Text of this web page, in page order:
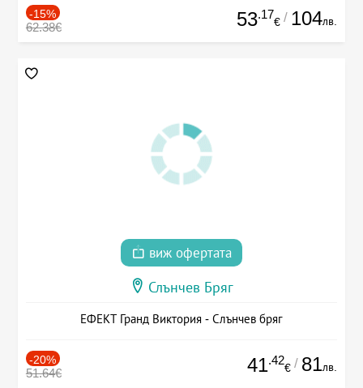
-15%
62.38€ 53.17
€ / 104лв.
виж офертата
Слънчев Бряг
ЕФЕКТ Гранд Виктория - Слънчев бряг
-20%
51.64€ 41.42
€ / 81лв.